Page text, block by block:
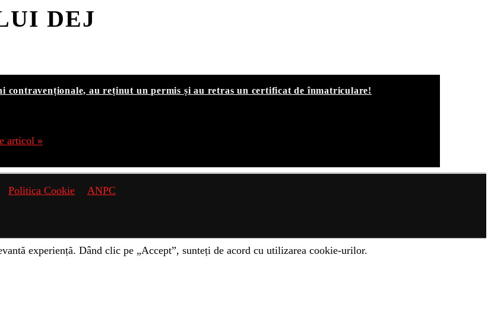
DEJ
contravenționale, au reținut un permis și au retras un certificat de înmatriculare!
articol »
Politica Cookie ANPC
experiență. Dând clic pe „Accept”, sunteți de acord cu utilizarea cookie-urilor.